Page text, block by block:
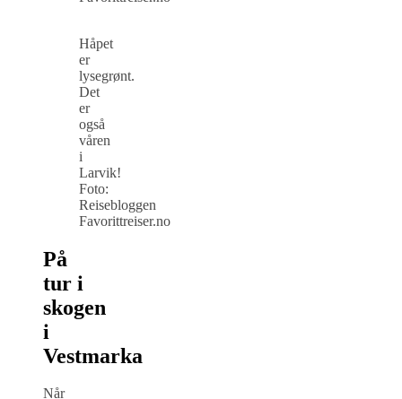
Håpet
er
lysegrønt.
Det
er
også
våren
i
Larvik!
Foto:
Reisebloggen
Favorittreiser.no
På
tur i
skogen
i
Vestmarka
Når